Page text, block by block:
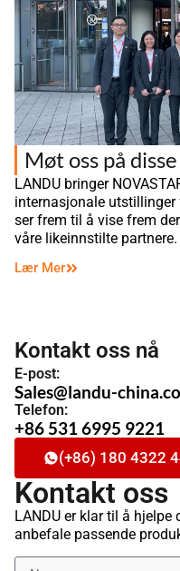
Møt oss på
LANDU bringer
internasjonale
ser frem til å vise frem
våre likeinnstilte partnere.
Lær Mer
Kontakt oss nå
E-post:
Sales@landu-
Telefon:
+86 531 6995 9221
(+86) 180 4322
Kontakt oss
LANDU er klar til å hjelpe
anbefale passende